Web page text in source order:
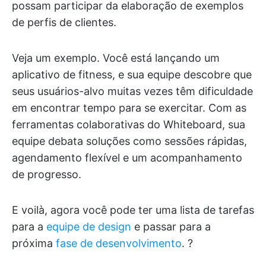
possam participar da elaboração de exemplos
de perfis de clientes.
Veja um exemplo. Você está lançando um
aplicativo de fitness, e sua equipe descobre que
seus usuários-alvo muitas vezes têm dificuldade
em encontrar tempo para se exercitar. Com as
ferramentas colaborativas do Whiteboard, sua
equipe debata soluções como sessões rápidas,
agendamento flexível e um acompanhamento
de progresso.
E voilà, agora você pode ter uma lista de tarefas
para a equipe de design e passar para a
próxima fase de desenvolvimento. ?